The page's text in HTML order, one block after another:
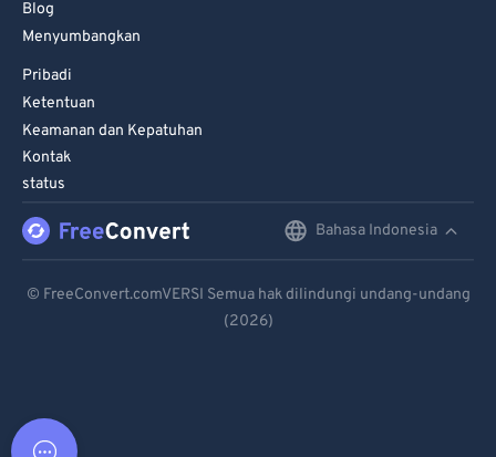
Blog
Menyumbangkan
Pribadi
Ketentuan
Keamanan dan Kepatuhan
Kontak
status
Bahasa Indonesia
Español
© FreeConvert.comVERSI Semua hak dilindungi undang-undang
(2026)